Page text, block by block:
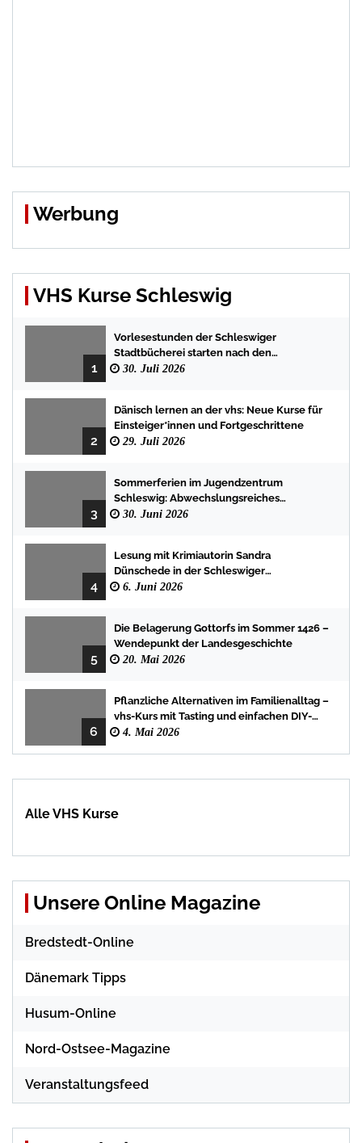
Werbung
VHS Kurse Schleswig
1
Vorlesestunden der Schleswiger
Stadtbücherei starten nach den
Sommerferien mit spannenden
30. Juli 2026
2
Dänisch lernen an der vhs: Neue Kurse für
Einsteiger*innen und Fortgeschrittene
29. Juli 2026
3
Sommerferien im Jugendzentrum
Schleswig: Abwechslungsreiches
Programm für Kinder und Jugendliche
30. Juni 2026
4
Lesung mit Krimiautorin Sandra
Dünschede in der Schleswiger
Stadtbücherei
6. Juni 2026
5
Die Belagerung Gottorfs im Sommer 1426 –
Wendepunkt der Landesgeschichte
20. Mai 2026
6
Pflanzliche Alternativen im Familienalltag –
vhs-Kurs mit Tasting und einfachen DIY-
Rezepten
4. Mai 2026
Alle VHS Kurse
Unsere Online Magazine
Bredstedt-Online
Dänemark Tipps
Husum-Online
Nord-Ostsee-Magazine
Veranstaltungsfeed